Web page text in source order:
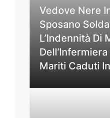
Vedove Nere
Sposano
L’Indennità Di
Mariti Caduti